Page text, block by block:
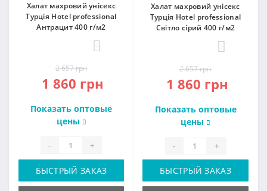
Халат махровий унісекс
Турція Hotel professional
Антрацит 400 г/м2
2 657 грн
1 860 грн
Показать оптовые
цены
- +
БЫСТРЫЙ ЗАКАЗ
Халат махровий унісекс
Турція Hotel professional
Світло сірий 400 г/м2
2 657 грн
1 860 грн
Показать оптовые
цены
- +
БЫСТРЫЙ ЗАКАЗ